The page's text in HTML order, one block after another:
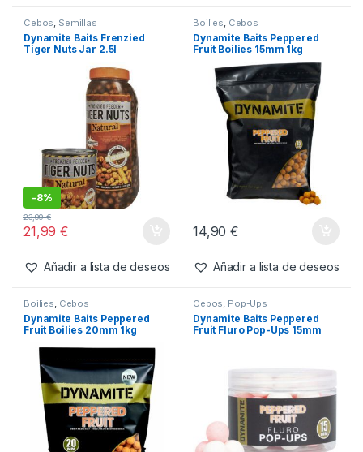
Cebos, Semillas
Dynamite Baits Frenzied
Tiger Nuts Jar 2.5l
-8%
21,99€
23,99€
Añadir a lista de deseos
Boilies, Cebos
Dynamite Baits Peppered
Fruit Boilies 15mm 1kg
14,90€
Añadir a lista de deseos
Boilies, Cebos
Dynamite Baits Peppered
Fruit Boilies 20mm 1kg
Cebos, Pop-Ups
Dynamite Baits Peppered
Fruit Fluro Pop-Ups 15mm